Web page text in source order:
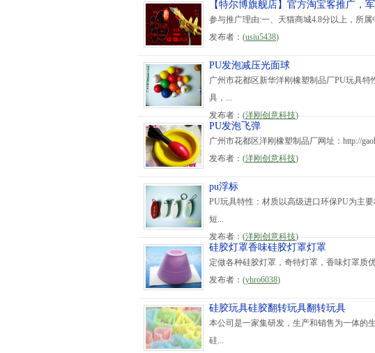
【特尔博旗舰店】官方淘宝客推广，
参与推广理由:一、天猫商城4.8分以上，所
发布者： (usiu5438)
PU发泡减压光面球
广州市花都区新华洋刚橡塑制品厂PU玩具
具，...
发布者： (洋刚创意科技)
PU发泡飞弹
广州市花都区洋刚橡塑制品厂网址：http://
发布者： (洋刚创意科技)
pu浮标
PU玩具特性：材质以高级进口环保PU为主
短...
发布者： (洋刚创意科技)
硅胶灯罩香味硅胶灯罩灯罩
定做各种硅胶灯罩，奇特灯罩，香味灯罩质
发布者： (yhro6038)
硅胶玩具硅胶翻转玩具翻转玩具
本公司是一家集研发，生产和销售为一体的
硅...